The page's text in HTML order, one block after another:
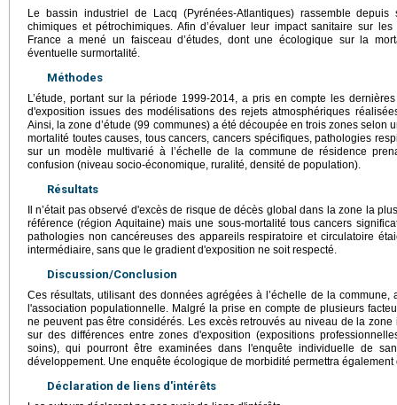
Le bassin industriel de Lacq (Pyrénées-Atlantiques) rassemble
chimiques et pétrochimiques. Afin d’évaluer leur impact sanitaire sur
France a mené un faisceau d’études, dont une écologique sur la
éventuelle surmortalité.
Méthodes
L’étude, portant sur la période 1999-2014, a pris en compte les
d'exposition issues des modélisations des rejets atmosphériques
Ainsi, la zone d’étude (99 communes) a été découpée en trois zones selon
mortalité toutes causes, tous cancers, cancers spécifiques, pathologies
sur un modèle multivarié à l’échelle de la commune de résidence
confusion (niveau socio-économique, ruralité, densité de population).
Résultats
Il n’était pas observé d'excès de risque de décès global dans la zone la
référence (région Aquitaine) mais une sous-mortalité tous cancers
pathologies non cancéreuses des appareils respiratoire et circulatoire
intermédiaire, sans que le gradient d'exposition ne soit respecté.
Discussion/Conclusion
Ces résultats, utilisant des données agrégées à l’échelle de la
l'association populationnelle. Malgré la prise en compte de plusieurs
ne peuvent pas être considérés. Les excès retrouvés au niveau de la
sur des différences entre zones d'exposition (expositions
soins), qui pourront être examinées dans l'enquête individuelle de
développement. Une enquête écologique de morbidité permettra
Déclaration de liens d'intérêts